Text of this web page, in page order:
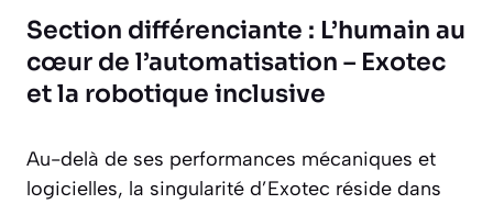
Section différenciante : L’humain au
cœur de l’automatisation – Exotec
et la robotique inclusive
Au-delà de ses performances mécaniques et
logicielles, la singularité d’Exotec réside dans